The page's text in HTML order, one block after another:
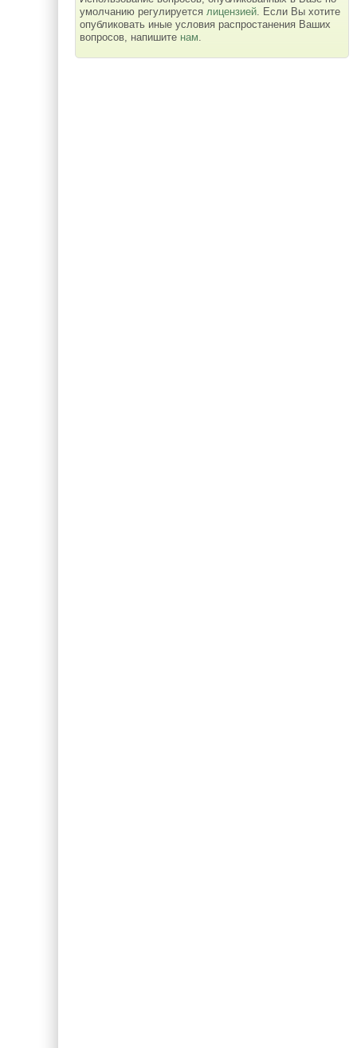
умолчанию регулируется лицензией. Если Вы хотите
опубликовать иные условия распростанения Ваших
вопросов, напишите нам.